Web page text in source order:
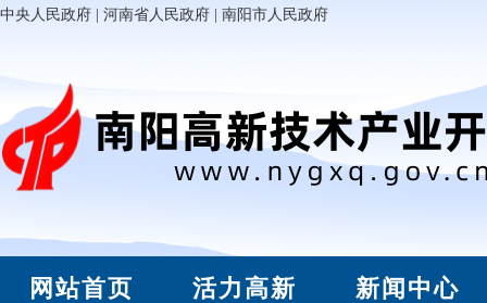
中央人民政府 河南省人民政府 南阳市人民政府
网站首页 活力高新 新闻中心